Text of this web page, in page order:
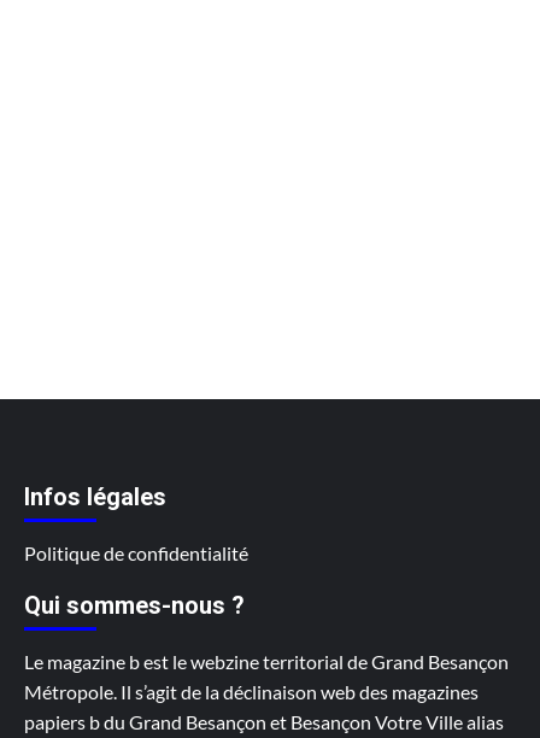
Infos légales
Politique de confidentialité
Qui sommes-nous ?
Le magazine b est le webzine territorial de Grand Besançon
Métropole. Il s’agit de la déclinaison web des magazines
papiers b du Grand Besançon et Besançon Votre Ville alias